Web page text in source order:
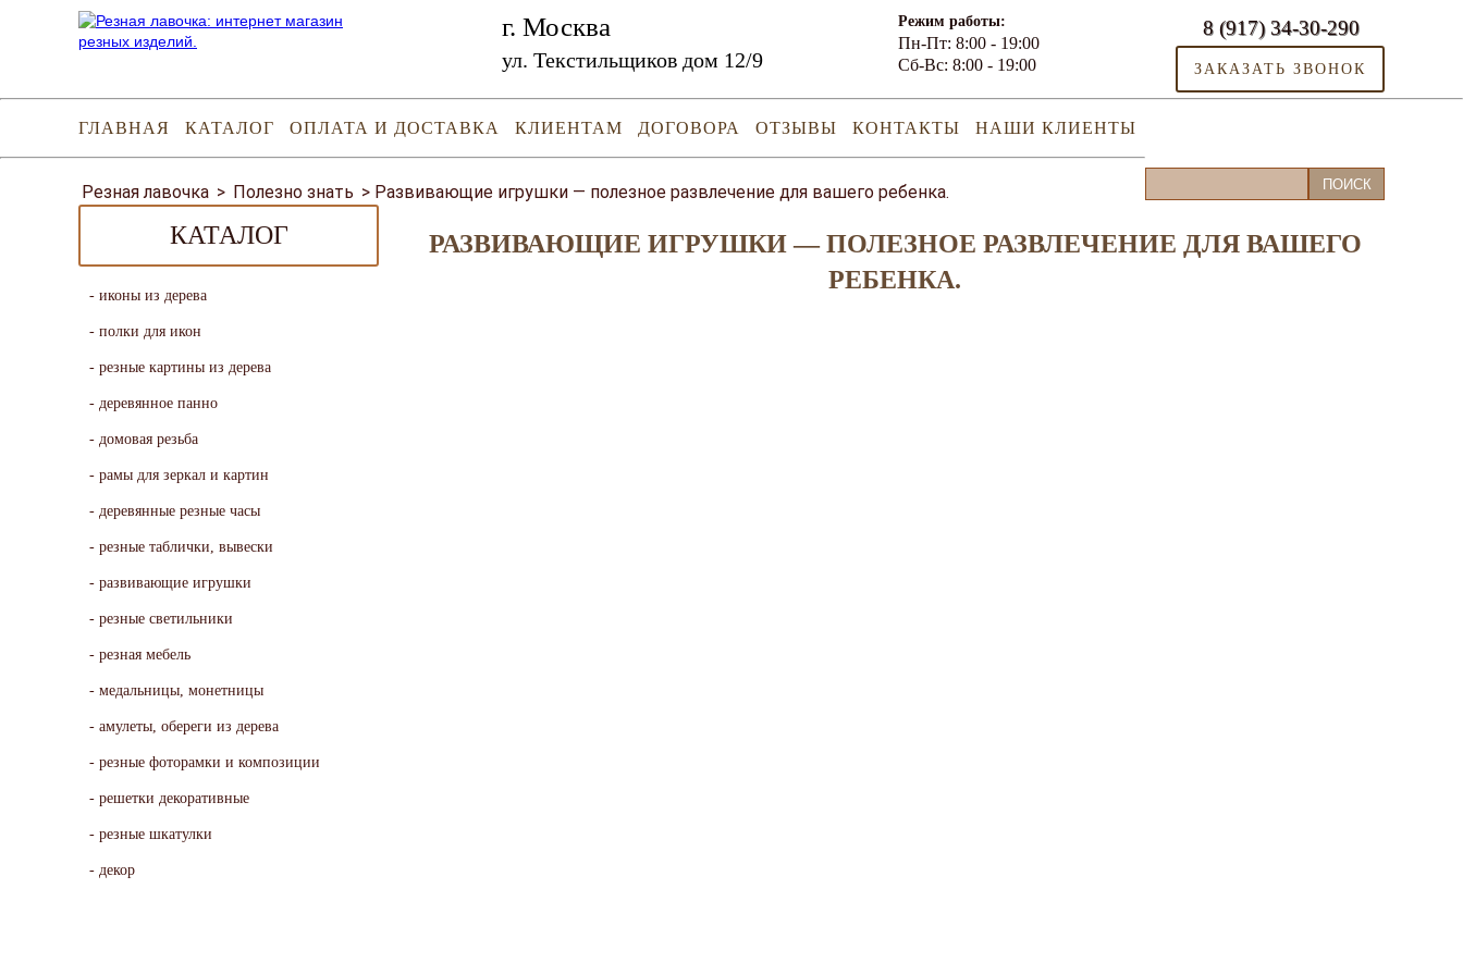
г. Москва
ул. Текстильщиков дом 12/9
Режим работы:
Пн-Пт: 8:00 - 19:00
Сб-Вс: 8:00 - 19:00
8 (917) 34-30-290
ЗАКАЗАТЬ ЗВОНОК
ГЛАВНАЯ КАТАЛОГ ОПЛАТА И ДОСТАВКА КЛИЕНТАМ ДОГОВОРА ОТЗЫВЫ КОНТАКТЫ НАШИ КЛИЕНТЫ
Резная лавочка > Полезно знать > Развивающие игрушки — полезное развлечение для вашего ребенка.
РАЗВИВАЮЩИЕ ИГРУШКИ — ПОЛЕЗНОЕ РАЗВЛЕЧЕНИЕ ДЛЯ ВАШЕГО
РЕБЕНКА.
КАТАЛОГ
иконы из дерева
полки для икон
резные картины из дерева
деревянное панно
домовая резьба
рамы для зеркал и картин
деревянные резные часы
резные таблички, вывески
развивающие игрушки
резные светильники
резная мебель
медальницы, монетницы
амулеты, обереги из дерева
резные фоторамки и композиции
решетки декоративные
резные шкатулки
декор